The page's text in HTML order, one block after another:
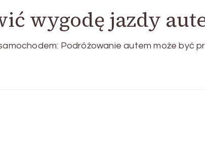
wygodę jazdy
Podróżowanie autem może być